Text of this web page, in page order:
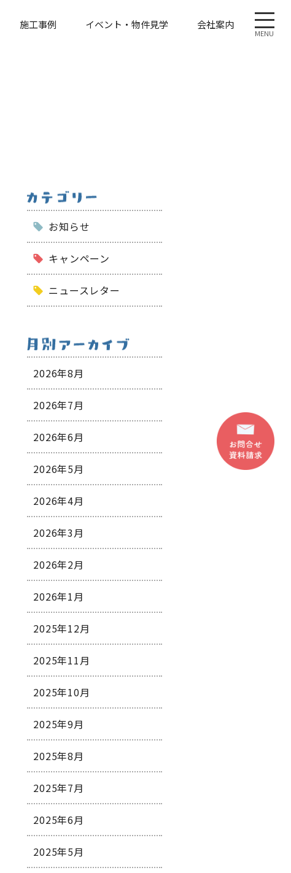
MENU
施工事例 イベント・物件見学 会社案内
お知らせ
キャンペーン
ニュースレター
2026年8月
2026年7月
2026年6月
2026年5月
2026年4月
2026年3月
2026年2月
2026年1月
2025年12月
2025年11月
2025年10月
2025年9月
2025年8月
2025年7月
2025年6月
2025年5月